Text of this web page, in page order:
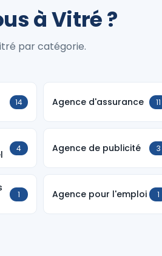
à Vitré ?
par catégorie.
14 Agence d'assurance 11
4 Agence de publicité 3
1 Agence pour l'emploi 1